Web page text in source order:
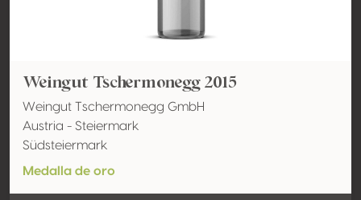
Weingut Tschermonegg 2015
Weingut Tschermonegg GmbH
Austria - Steiermark
Südsteiermark
Medalla de oro